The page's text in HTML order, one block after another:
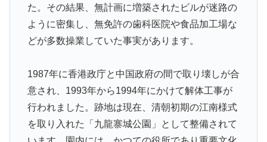
た。その結果、無計画に増築されたビルが迷路の
ように密集し、無免許の歯科医院や食品加工場な
どが多数操業していた事実があります。
1987年に香港政庁と中国政府の間で取り壊しが合
意され、1993年から1994年にかけて解体工事が
行われました。跡地は現在、清朝初期の江南様式
を取り入れた「九龍寨城公園」として整備されて